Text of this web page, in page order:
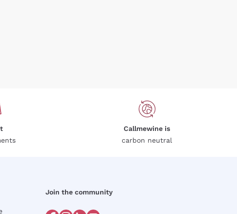
Callmewine is
carbon neutral
Join the community